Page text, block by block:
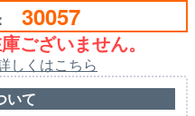
30057
ございません。
しくはこちら
いて